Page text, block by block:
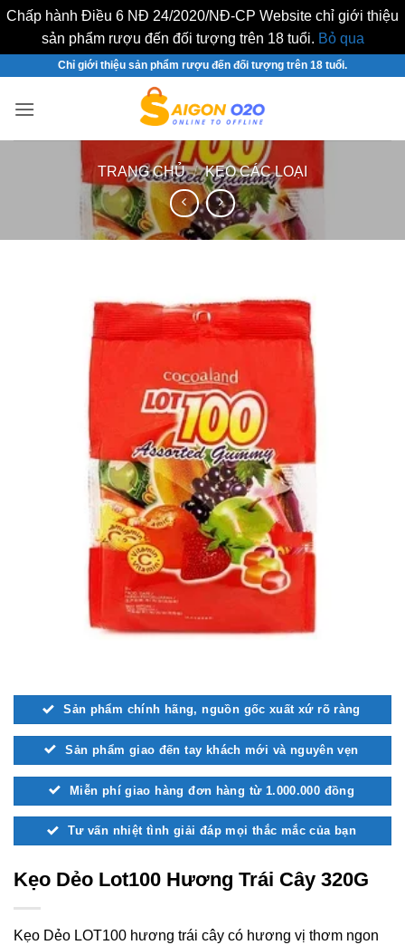
Chấp hành Điều 6 NĐ 24/2020/NĐ-CP Website chỉ giới thiệu
sản phẩm rượu đến đối tượng trên 18 tuổi. Bỏ qua
nội
Chỉ giới thiệu sản phẩm rượu đến đối tượng trên 18 tuổi.
TRANG CHỦ / KẸO CÁC LOẠI
Sản phẩm chính hãng, nguồn gốc xuất xứ rõ ràng
Sản phẩm giao đến tay khách mới và nguyên vẹn
Miễn phí giao hàng đơn hàng từ 1.000.000 đồng
Tư vấn nhiệt tình giải đáp mọi thắc mắc của bạn
Kẹo Dẻo Lot100 Hương Trái Cây 320G
Kẹo Dẻo LOT100 hương trái cây có hương vị thơm ngon